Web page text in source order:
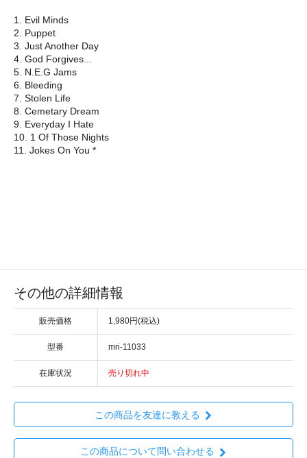
1. Evil Minds
2. Puppet
3. Just Another Day
4. God Forgives...
5. N.E.G Jams
6. Bleeding
7. Stolen Life
8. Cemetary Dream
9. Everyday I Hate
10. 1 Of Those Nights
11. Jokes On You *
その他の詳細情報
販売価格 1,980円(税込)
型番 mri-11033
在庫状況 売り切れ中
この商品を友達に教える
この商品について問い合わせる